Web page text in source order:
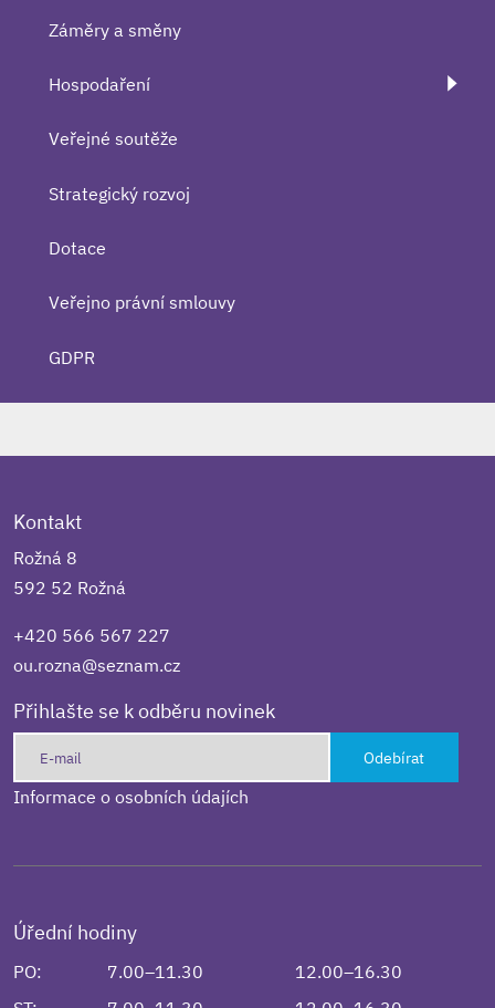
Záměry a směny
Hospodaření
Veřejné soutěže
Strategický rozvoj
Dotace
Veřejno právní smlouvy
GDPR
Kontakt
Rožná 8
592 52 Rožná
+420 566 567 227
ou.rozna@seznam.cz
Přihlašte se k odběru novinek
Odebírat
Informace o osobních údajích
Úřední hodiny
PO: 7.00–11.30
12.00–16.30